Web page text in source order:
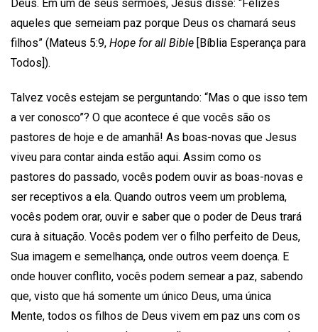
Deus. Em um de seus sermões, Jesus disse: “Felizes
aqueles que semeiam paz porque Deus os chamará seus
filhos” (Mateus 5:9, Hope for all Bible [Bíblia Esperança para
Todos]).
Talvez vocês estejam se perguntando: “Mas o que isso tem
a ver conosco”? O que acontece é que vocês são os
pastores de hoje e de amanhã! As boas-novas que Jesus
viveu para contar ainda estão aqui. Assim como os
pastores do passado, vocês podem ouvir as boas-novas e
ser receptivos a ela. Quando outros veem um problema,
vocês podem orar, ouvir e saber que o poder de Deus trará
cura à situação. Vocês podem ver o filho perfeito de Deus,
Sua imagem e semelhança, onde outros veem doença. E
onde houver conflito, vocês podem semear a paz, sabendo
que, visto que há somente um único Deus, uma única
Mente, todos os filhos de Deus vivem em paz uns com os